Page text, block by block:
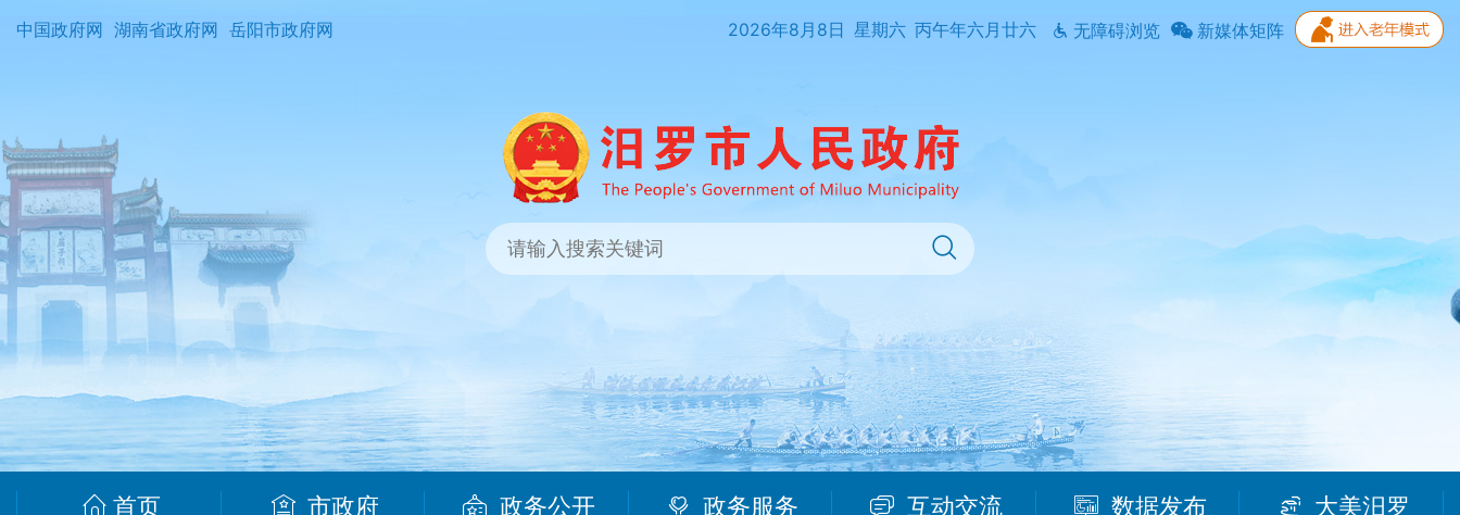
中国政府网 湖南省政府网 岳阳市政府网 2026年8月8日 星期六 丙午年六月廿六 无障碍浏览 新媒体矩阵
首页 市政府 政务公开 政务服务 互动交流 数据发布 大美汨罗